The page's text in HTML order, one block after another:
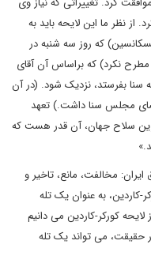
از نظر ما این لایحه باید به
که روز سه شنبه در
مطرح نکرد) که براساس آن آقای
به سنا بفرستد، نزدیک شود. (در آن
مجلس سنا داشت.) تعهد
سلاح جهان، آن قدر هست که
ایران: مخالفت، مانع، تاخیر و
کاردین، به عنوان یک تله
کورکر-کاردین می دانیم
حقیقت، می تواند یک تله